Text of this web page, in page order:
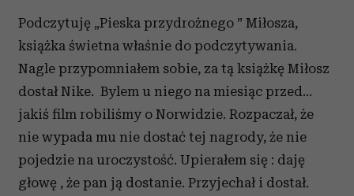
Podczytuję „Pieska przydrożnego ” Miłosza,
książka świetna właśnie do podczytywania.
Nagle przypomniałem sobie, za tą książkę Miłosz
dostał Nike. Bylem u niego na miesiąc przed...
jakiś film robiliśmy o Norwidzie. Rozpaczał, że
nie wypada mu nie dostać tej nagrody, że nie
pojedzie na uroczystość. Upierałem się : daję
głowę , że pan ją dostanie. Przyjechał i dostał.